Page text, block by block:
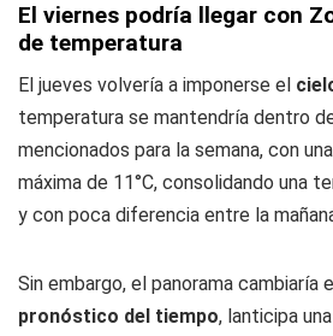
El viernes podría llegar con
de temperatura
El jueves volvería a imponerse el
temperatura se mantendría dentro
mencionados para la semana, con
máxima de 11°C, consolidando una
y con poca diferencia entre la
Sin embargo, el panorama cambiaría
pronóstico del tiempo, lanticipa